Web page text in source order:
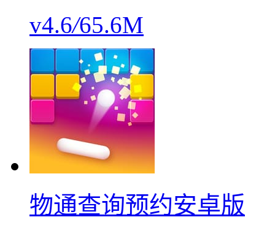
v4.6/65.6M
物通查询预约安卓版